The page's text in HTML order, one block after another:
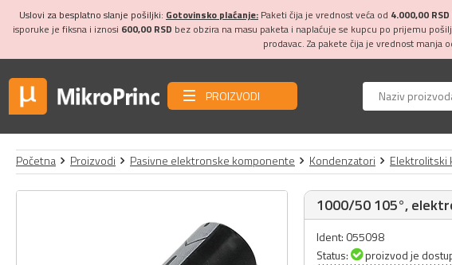
Uslovi za besplatno slanje pošiljki: Gotovinsko plaćanje: Paketi čija je vrednost veća od 4.000,00 RSD
isporuke je fiksna i iznosi 600,00 RSD bez obzira na masu paketa i naplaćuje se kupcu po prijemu
prodavac. Za pakete čija je vrednost manja
PROIZVODI
Početna Proizvodi Pasivne elektronske komponente Kondenzatori Elektrolitski
1000/50 105°,
Ident: 055098
Status:
proizvod je